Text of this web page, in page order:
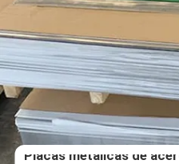
Placas metálicas de